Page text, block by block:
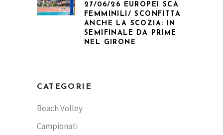
27/06/26 EUROPEI SCA
FEMMINILI/ SCONFITTA
ANCHE LA SCOZIA: IN
SEMIFINALE DA PRIME
NEL GIRONE
CATEGORIE
Beach Volley
Campionati